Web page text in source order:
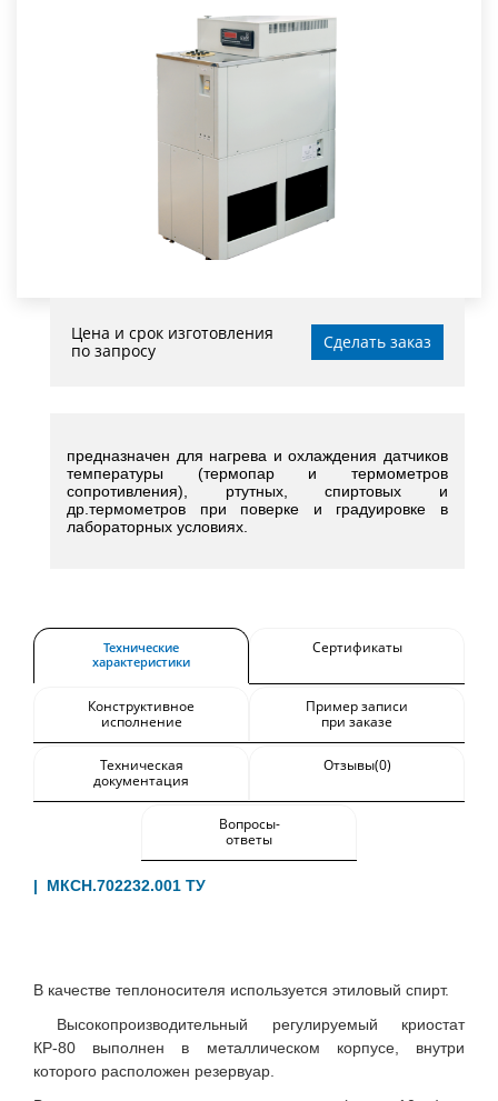
Цена и срок изготовления
по запросу
Сделать заказ
предназначен для нагрева и охлаждения датчиков
температуры (термопар и термометров
сопротивления), ртутных, спиртовых и
др.термометров при поверке и градуировке в
лабораторных условиях.
Технические
характеристики
Сертификаты
Конструктивное
исполнение
Пример записи
при заказе
Техническая
документация
Отзывы(0)
Вопросы-
ответы
| МКСН.702232.001 ТУ
В качестве теплоносителя используется этиловый спирт.
Высокопроизводительный регулируемый криостат
КР-80 выполнен в металлическом корпусе, внутри
которого расположен резервуар.